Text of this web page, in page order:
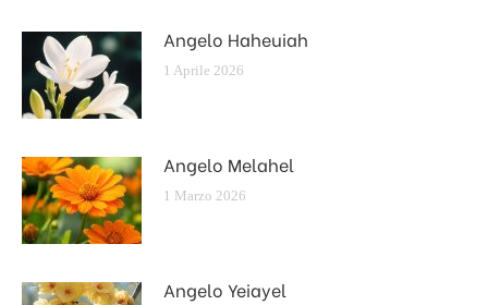
Angelo Haheuiah
1 Aprile 2026
Angelo Melahel
1 Marzo 2026
Angelo Yeiayel